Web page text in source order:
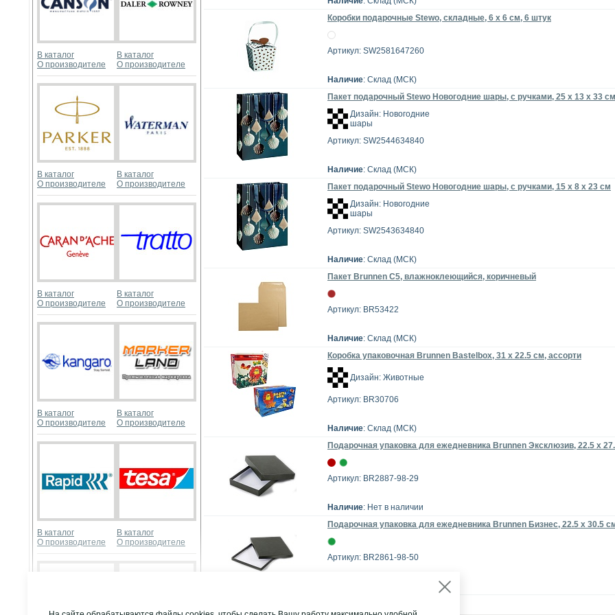
В каталог
О производителе
В каталог
О производителе
В каталог
О производителе
В каталог
О производителе
В каталог
О производителе
В каталог
О производителе
В каталог
О производителе
В каталог
О производителе
В каталог
О производителе
В каталог
О производителе
Коробки подарочные Stewo, складные, 6 x 6 см, 6 штук
Артикул: SW2581647260
Наличие: Склад (МСК)
Пакет подарочный Stewo Новогодние шары, с ручками, 25 х 13 х 33 см
Дизайн: Новогодние
шары
Артикул: SW2544634840
Наличие: Склад (МСК)
Пакет подарочный Stewo Новогодние шары, с ручками, 15 х 8 х 23 см
Дизайн: Новогодние
шары
Артикул: SW2543634840
Наличие: Склад (МСК)
Пакет Brunnen С5, влажноклеющийся, коричневый
Артикул: BR53422
Наличие: Склад (МСК)
Коробка упаковочная Brunnen Bastelbox, 31 х 22.5 см, ассорти
Дизайн: Животные
Артикул: BR30706
Наличие: Склад (МСК)
Подарочная упаковка для ежедневника Brunnen Эксклюзив, 22.5 х
Артикул: BR2887-98-29
Наличие: Нет в наличии
Подарочная упаковка для ежедневника Brunnen Бизнес, 22.5 х 30.5
Артикул: BR2861-98-50